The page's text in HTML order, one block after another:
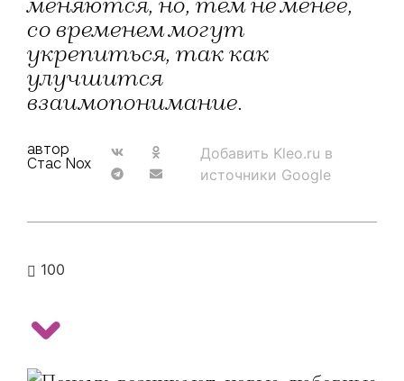
со временем могут
укрепиться, так как
улучшится
взаимопонимание.
автор
Стас Nox
Добавить Kleo.ru в
источники Google
100